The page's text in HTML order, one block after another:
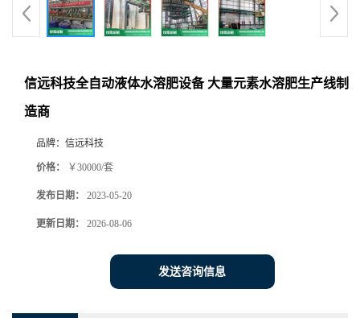
信远科技全自动液体水溶肥设备 大量元素水溶肥生产线制
造商
品牌： 信远科技
价格： ￥30000/套
发布日期： 2023-05-20
更新日期： 2026-08-06
发送咨询信息